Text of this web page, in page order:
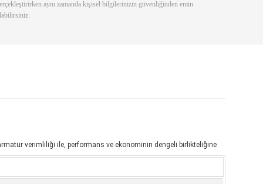
aynı zamanda kişisel bilgilerinizin güvenliğinden emin
verimliliği ile, performans ve ekonominin dengeli birlikteliğine